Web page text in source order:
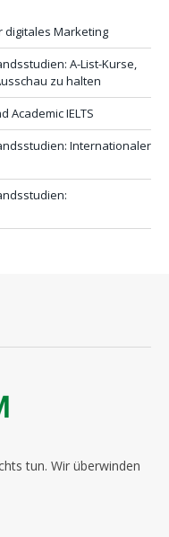
Marketing
A-List-Kurse,
zu halten
Academic IELTS
Internationaler
tun. Wir überwinden